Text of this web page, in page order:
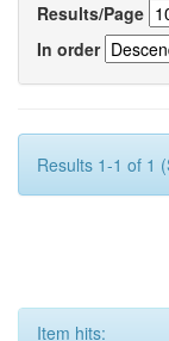
Results/Page
In order
Results 1-1 of 1
Item hits: